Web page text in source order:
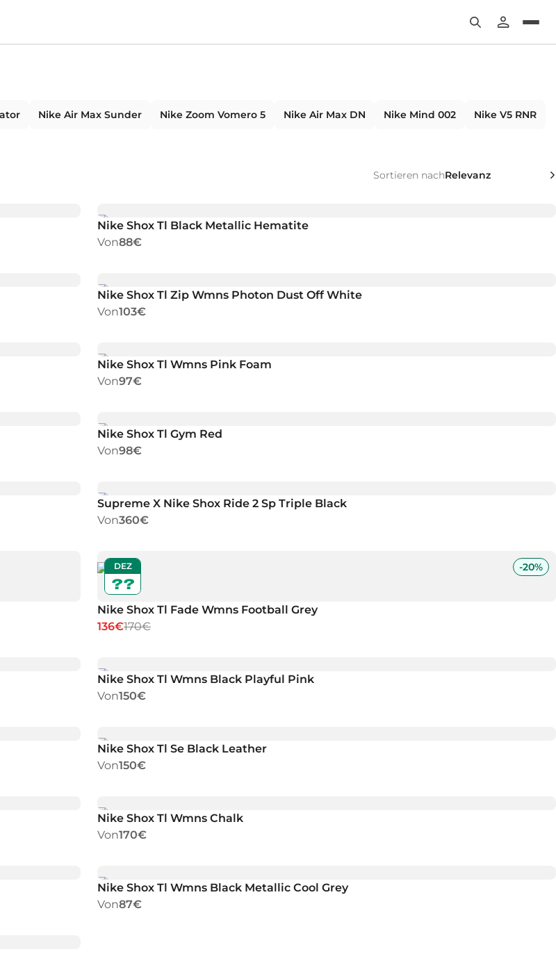
Nike Air Max Sunder Nike Zoom Vomero 5 Nike Air Max DN Nike Mind 002 Nike V5 RNR
Sortieren nach
Nike Shox Tl Black Metallic Hematite
Von88€
Nike Shox Tl Zip Wmns Photon Dust Off White
Von103€
Nike Shox Tl Wmns Pink Foam
Von97€
Nike Shox Tl Gym Red
Von98€
Supreme X Nike Shox Ride 2 Sp Triple Black
Von360€
DEZ
??
-20%
Nike Shox Tl Fade Wmns Football Grey
136€170€
Nike Shox Tl Wmns Black Playful Pink
Von150€
Nike Shox Tl Se Black Leather
Von150€
Nike Shox Tl Wmns Chalk
Von170€
Nike Shox Tl Wmns Black Metallic Cool Grey
Von87€